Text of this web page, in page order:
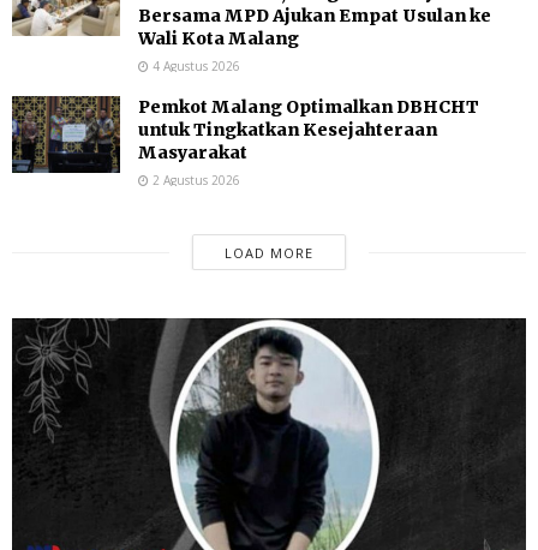
Bersama MPD Ajukan Empat Usulan ke
Wali Kota Malang
4 Agustus 2026
Pemkot Malang Optimalkan DBHCHT
untuk Tingkatkan Kesejahteraan
Masyarakat
2 Agustus 2026
LOAD MORE